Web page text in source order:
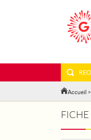
Accueil >